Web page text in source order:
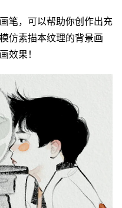
笔，可以帮助你创作出充
仿素描本纹理的背景画
效果！